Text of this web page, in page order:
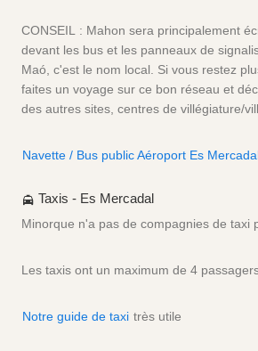
CONSEIL : Mahon sera principalement
devant les bus et les panneaux de
Maó, c'est le nom local. Si vous restez
faites un voyage sur ce bon réseau et
des autres sites, centres de villégiature/
Navette / Bus public Aéroport Es
Taxis - Es Mercadal
Minorque n'a pas de compagnies de taxi
Les taxis ont un maximum de 4
Notre guide de taxi très utile